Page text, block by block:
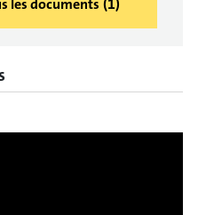
les documents (1)